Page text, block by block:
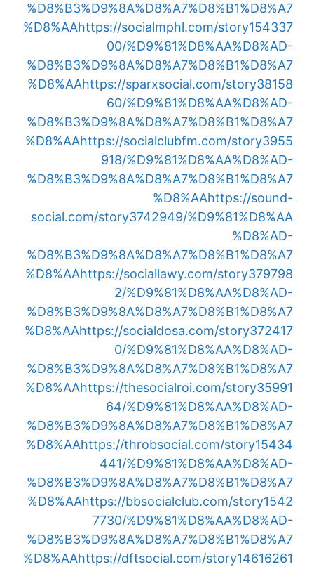
%D8%B3%D9%8A%D8%A7%D8%B1%D8%A7
%D8%AAhttps://socialmphl.com/story154337
00/%D9%81%D8%AA%D8%AD-
%D8%B3%D9%8A%D8%A7%D8%B1%D8%A7
%D8%AAhttps://sparxsocial.com/story38158
60/%D9%81%D8%AA%D8%AD-
%D8%B3%D9%8A%D8%A7%D8%B1%D8%A7
%D8%AAhttps://socialclubfm.com/story3955
918/%D9%81%D8%AA%D8%AD-
%D8%B3%D9%8A%D8%A7%D8%B1%D8%A7
%D8%AAhttps://sound-
social.com/story3742949/%D9%81%D8%AA
%D8%AD-
%D8%B3%D9%8A%D8%A7%D8%B1%D8%A7
%D8%AAhttps://sociallawy.com/story379798
2/%D9%81%D8%AA%D8%AD-
%D8%B3%D9%8A%D8%A7%D8%B1%D8%A7
%D8%AAhttps://socialdosa.com/story372417
0/%D9%81%D8%AA%D8%AD-
%D8%B3%D9%8A%D8%A7%D8%B1%D8%A7
%D8%AAhttps://thesocialroi.com/story35991
64/%D9%81%D8%AA%D8%AD-
%D8%B3%D9%8A%D8%A7%D8%B1%D8%A7
%D8%AAhttps://throbsocial.com/story15434
441/%D9%81%D8%AA%D8%AD-
%D8%B3%D9%8A%D8%A7%D8%B1%D8%A7
%D8%AAhttps://bbsocialclub.com/story1542
7730/%D9%81%D8%AA%D8%AD-
%D8%B3%D9%8A%D8%A7%D8%B1%D8%A7
%D8%AAhttps://dftsocial.com/story14616261